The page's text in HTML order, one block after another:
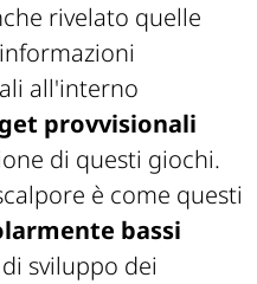
rivelato quelle
all'interno
provvisionali
di questi giochi.
è come questi
bassi
sviluppo dei